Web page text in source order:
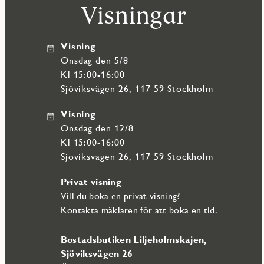
I bostadens badrum utrustat i original finner du ett stilfullt
elegant avskärmat med vikbara glasväggar. Här finns även en
förvaringsskåp med vita luckor. I taket sitter infällda spotlights
Med modern och stilren färgsättning, fina och genomtänkta
golvet är en trestavsparkett i ljuspigmenterad mattlackerad ek.
även möjligheten att välja mellan olika tillvalskombinationer
Med närhet till både natur och stadspuls, erbjuder denna
samtidigt som du har enkel tillgång till kollektivtrafik och citys
kajpromenad med bryggor och sittplatser, och i anslutning till
såväl träningssimning som lek. Badanläggningen har planerad
garage, beläget under kvarter 2 och 3.
Visningar
Visning
onsdag den 5/8
Kl 15:00-16:00
Sjöviksvägen 26, 117 59 Stockholm
Visning
onsdag den 12/8
Kl 15:00-16:00
Sjöviksvägen 26, 117 59 Stockholm
Privat visning
Vill du boka en privat visning?
Kontakta mäklaren för att boka en tid.
Bostadsbutiken Liljeholmskajen,
Sjöviksvägen 26